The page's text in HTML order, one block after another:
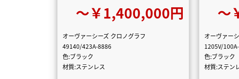
〜￥1,400,000円
オーヴァーシーズ クロノグラフ
49140/423A-8886
色:ブラック
材質:ステンレス
〜
オーヴァー
1205V/
色:ブラック
材質:ステン